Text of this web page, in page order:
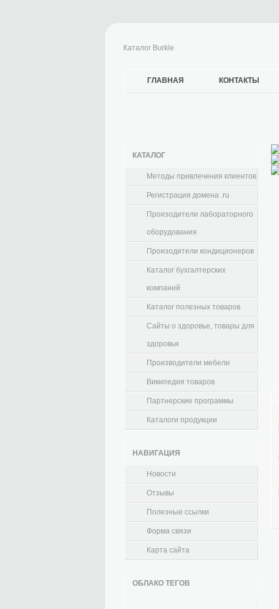
Каталог Burkle
ГЛАВНАЯ КОНТАКТЫ
КАТАЛОГ
Методы привлечения клиентов
Регистрация домена .ru
Произодители лабораторного
оборудования
Произодители кондиционеров
Каталог бухгалтерских
компаний
Каталог полезных товаров
Сайты о здоровье, товары для
здоровья
Производители мебели
Википедия товаров
Партнерские программы
Каталоги продукции
НАВИГАЦИЯ
Новости
Отзывы
Полезные ссылки
Форма связи
Карта сайта
ОБЛАКО ТЕГОВ